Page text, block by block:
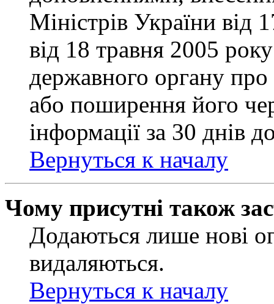
Міністрів України від
від 18 травня 2005
державного органу
або поширення його
інформації за 30 днів
Вернуться к началу
Чому присутні також
Додаються лише нові
видаляються.
Вернуться к началу